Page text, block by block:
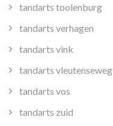
tandarts toolenburg
tandarts verhagen
tandarts vink
tandarts vleutenseweg
tandarts vos
tandarts zuid